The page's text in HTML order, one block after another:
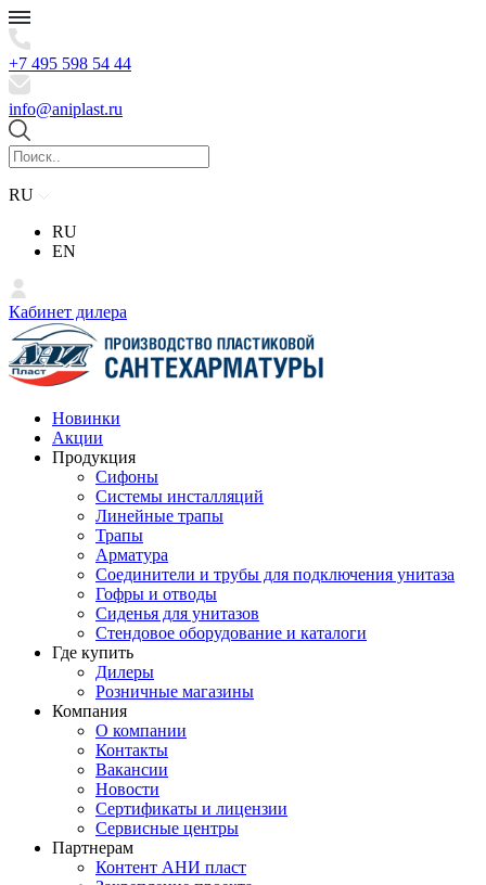
+7 495 598 54 44
info@aniplast.ru
RU
RU
EN
Кабинет дилера
Новинки
Акции
Продукция
Сифоны
Системы инсталляций
Линейные трапы
Трапы
Арматура
Соединители и трубы для подключения унитаза
Гофры и отводы
Сиденья для унитазов
Стендовое оборудование и каталоги
Где купить
Дилеры
Розничные магазины
Компания
О компании
Контакты
Вакансии
Новости
Сертификаты и лицензии
Сервисные центры
Партнерам
Контент АНИ пласт